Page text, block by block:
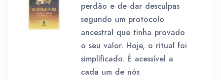
perdão e de dar desculpas
segundo um protocolo
ancestral que tinha provado
o seu valor. Hoje, o ritual foi
simplificado. É acessível a
cada um de nós